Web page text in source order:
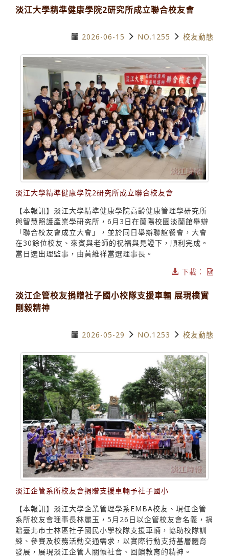
淡江大學精準健康學院2研究所成立聯合校友會
2026-06-15 NO.1255 校友動態
淡江大學精準健康學院2研究所成立聯合校友會
【本報訊】淡江大學精準健康學院高齡健康管理學研究所
與智慧照護產業學研究所，6月3日在蘭陽校園淡蘭館舉辦
「聯合校友會成立大會」，並於同日舉辦聯誼餐會，大會
在30餘位校友、來賓與老師的祝福與見證下，順利完成。
當日選出理監事，由黃維祥當選理事長。
下載：
淡江企管校友捐贈社子國小校隊支援車輛 展現樸實
剛毅精神
2026-05-29 NO.1253 校友動態
淡江企管系所校友會捐贈支援車輛予社子國小
【本報訊】淡江大學企業管理學系EMBA校友、現任企管
系所校友會理事長林麗玉，5月26日以企管校友會名義，捐
贈臺北市士林區社子國民小學校隊支援車輛，協助校隊訓
練、參賽及校務活動交通需求，以實際行動支持基層體育
發展，展現淡江企管人關懷社會、回饋教育的精神。